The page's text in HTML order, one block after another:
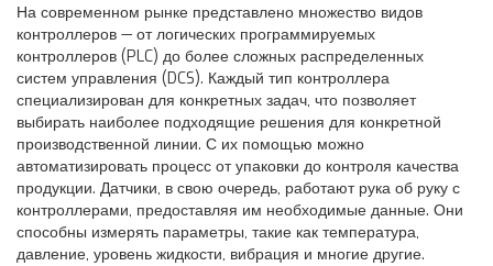
На современном рынке представлено множество видов
контроллеров — от логических программируемых
контроллеров (PLC) до более сложных распределенных
систем управления (DCS). Каждый тип контроллера
специализирован для конкретных задач, что позволяет
выбирать наиболее подходящие решения для конкретной
производственной линии. С их помощью можно
автоматизировать процесс от упаковки до контроля качества
продукции. Датчики, в свою очередь, работают рука об руку с
контроллерами, предоставляя им необходимые данные. Они
способны измерять параметры, такие как температура,
давление, уровень жидкости, вибрация и многие другие.